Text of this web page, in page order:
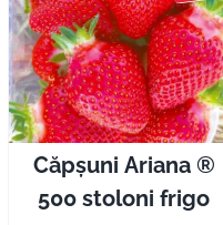
Pliante
Contact
Contul meu
Căpșuni Ariana ®
500 stoloni frigo